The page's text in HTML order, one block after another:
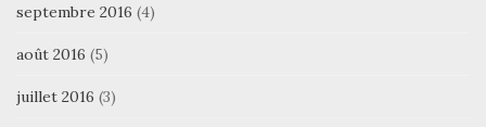
septembre 2016 (4)
août 2016 (5)
juillet 2016 (3)